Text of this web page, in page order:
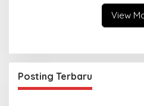
View
Posting Terbaru